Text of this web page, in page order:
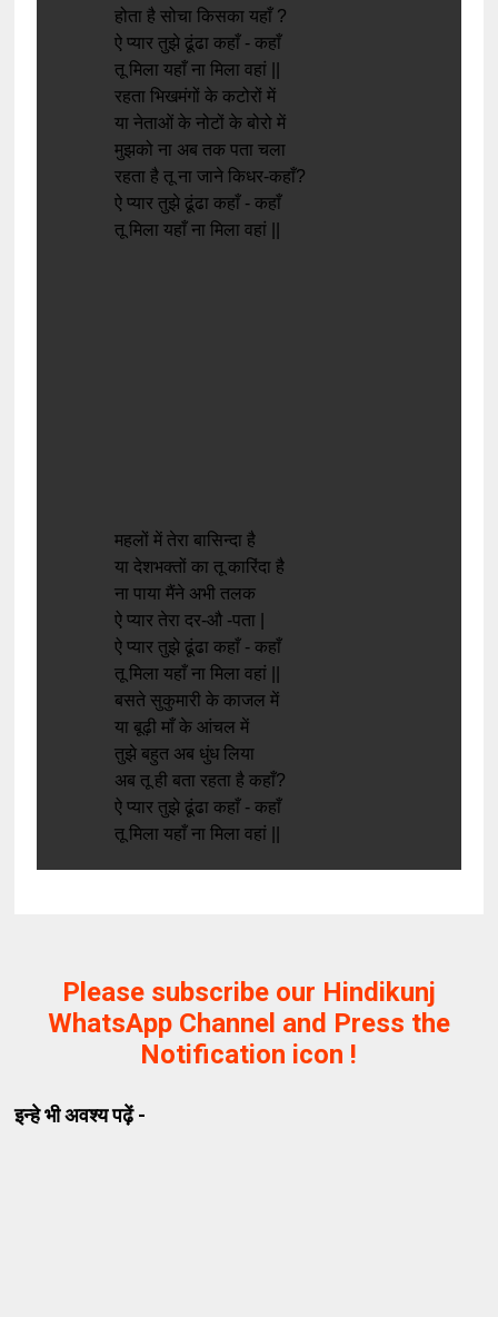
होता है सोचा किसका यहाँ ?
ऐ प्यार तुझे ढूंढा कहाँ - कहाँ
तू मिला यहाँ ना मिला वहां ||
रहता भिखमंगों के कटोरों में
या नेताओं के नोटों के बोरो में
मुझको ना अब तक पता चला
रहता है तू ना जाने किधर-कहाँ?
ऐ प्यार तुझे ढूंढा कहाँ - कहाँ
तू मिला यहाँ ना मिला वहां ||
महलों में तेरा बासिन्दा है
या देशभक्तों का तू कारिंदा है
ना पाया मैंने अभी तलक
ऐ प्यार तेरा दर-औ -पता |
ऐ प्यार तुझे ढूंढा कहाँ - कहाँ
तू मिला यहाँ ना मिला वहां ||
बसते सुकुमारी के काजल में
या बूढ़ी माँ के आंचल में
तुझे बहुत अब धुंध लिया
अब तू ही बता रहता है कहाँ?
ऐ प्यार तुझे ढूंढा कहाँ - कहाँ
तू मिला यहाँ ना मिला वहां ||
Please subscribe our Hindikunj
WhatsApp Channel and Press the
Notification icon !
इन्हे भी अवश्य पढ़ें -